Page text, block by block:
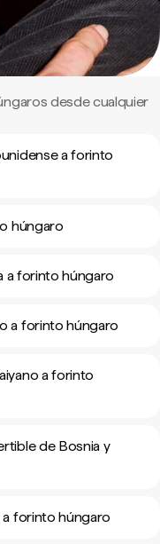
desde cualquier
a forinto
húngaro
a forinto húngaro
a forinto húngaro
a forinto
de Bosnia y
forinto húngaro